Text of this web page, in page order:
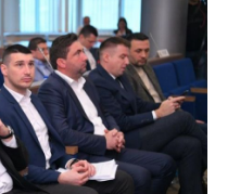
СУ ОСТВАРИЛИ ПРАВО
БОРАЧКИ
БОРЦЕ
СРПСКЕ У СТАЊУ